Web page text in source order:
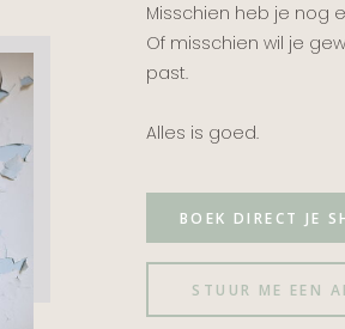
Misschien heb je nog
Of misschien wil je
past.
Alles is goed.
BOEK DIRECT JE
STUUR ME EEN